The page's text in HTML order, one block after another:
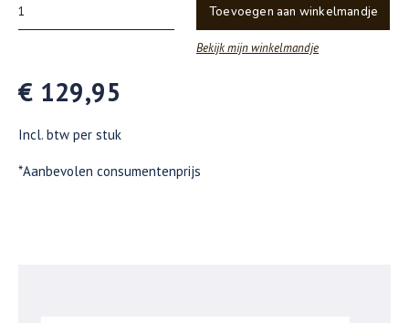
Toevoegen aan winkelmandje
Bekijk mijn winkelmandje
€ 129,95
Incl. btw per stuk
*Aanbevolen consumentenprijs